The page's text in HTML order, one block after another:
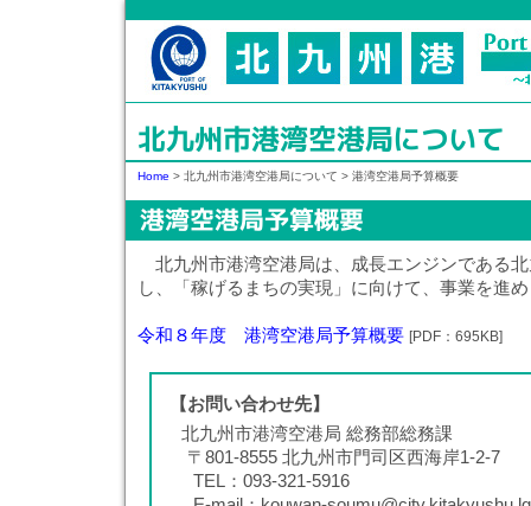
北九州市港湾空港局について
Home > 北九州市港湾空港局について > 港湾空港局予算概要
港湾空港局予算概要
北九州市港湾空港局は、成長エンジンである
し、「稼げるまちの実現」に向けて、事業を進
令和８年度 港湾空港局予算概要 [PDF：695KB]
【お問い合わせ先】
北九州市港湾空港局 総務部総務課
〒801-8555 北九州市門司区西海岸1-2-7
TEL：093-321-5916